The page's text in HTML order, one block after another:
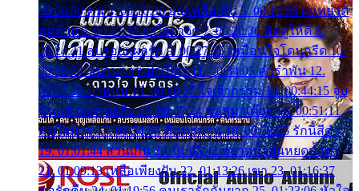
00:06:50 คน 4. 00:10:36 บุญเหลือเกิน 5. 00:13:58 ฝนหยาด
สุดท้าย 6. 00:17:30 ยาใจยาจก 7. 00:20:30 คิดดูให้ดี 8.
00:24:21 ลบรอยแผลรัก 9. 00:27:35 เหมือนใจโดนกรีด 10.
00:30:54 ขบวนการเปาเปียว 11. 00:34:05 คำรำพัน 12.
00:37:20 ปาหนัน 13. 00:40:37 ใจเจ้ากรรม 14. 00:44:15 จูบ
ฉันแล้วจงตายเสีย 15. 00:47:24 ขอสูมาเต๊อะ 16. 00:51:11
คนใจมาร 17. 00:54:50 คืนทรมาน 18. 00:58:25 รักนี้สีดำ
19. 01:01:44 ส่วนเกิน 20. 01:05:42 หยาดน้ำฝนหยดน้ำตา
21. 01:09:13 เหลือเพียงฝัน 22. 01:13:26 เขา 23. 01:16:37